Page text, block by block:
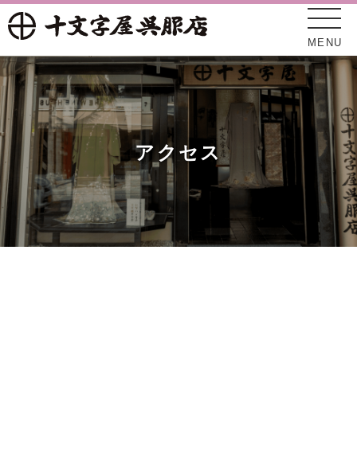
MENU
新着情報
十文字屋について
アクセス